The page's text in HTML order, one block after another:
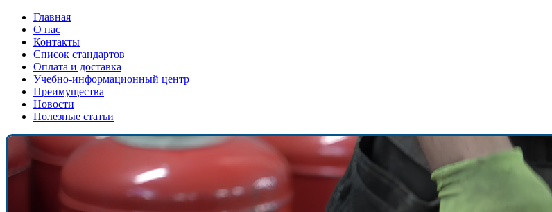
Главная
О нас
Контакты
Список стандартов
Оплата и доставка
Учебно-информационный центр
Преимущества
Новости
Полезные статьи